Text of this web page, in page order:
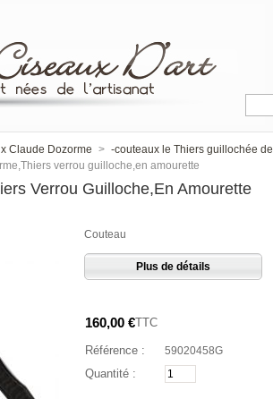
Claude Dozorme > -couteaux le Thiers guillochée de
verrou guilloche,en amourette
Verrou Guilloche,en Amourette
Couteau
Plus de détails
160,00 €TTC
Référence : 59020458G
Quantité :